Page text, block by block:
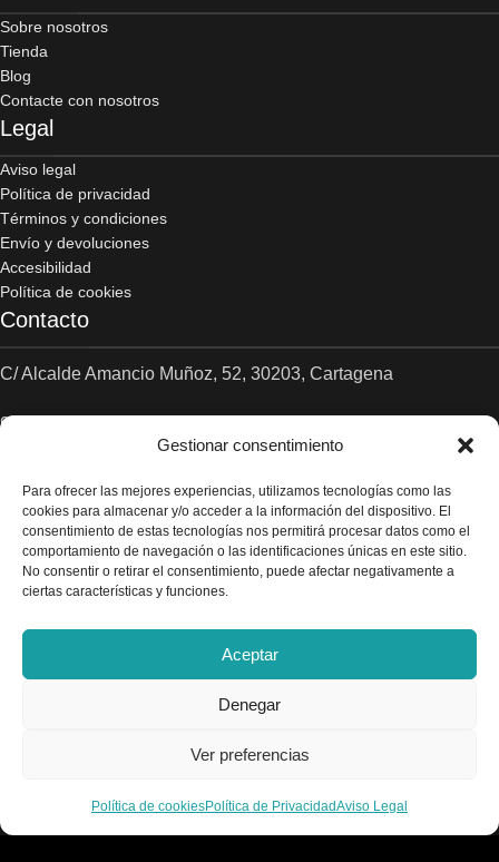
Gestionar consentimiento
Para ofrecer las mejores experiencias, utilizamos tecnologías como las
cookies para almacenar y/o acceder a la información del dispositivo. El
consentimiento de estas tecnologías nos permitirá procesar datos como el
comportamiento de navegación o las identificaciones únicas en este sitio.
No consentir o retirar el consentimiento, puede afectar negativamente a
ciertas características y funciones.
Aceptar
Denegar
Ver preferencias
Política de cookiesPolítica de PrivacidadAviso Legal
Sobre nosotros
Tienda
Blog
Contacte con nosotros
Legal
Aviso legal
Política de privacidad
Términos y condiciones
Envío y devoluciones
Accesibilidad
Política de cookies
Contacto
C/ Alcalde Amancio Muñoz, 52, 30203, Cartagena
968 521 048 / 617 498 222